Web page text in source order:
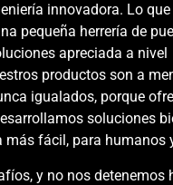
innovadora. Lo
pequeña herrería de
apreciada a nivel
productos son a
igualados, porque
soluciones
más fácil, para humanos
y no nos detenemos